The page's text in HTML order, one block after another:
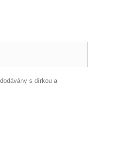
s dírkou a